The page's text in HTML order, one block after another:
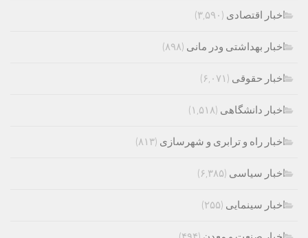
اخبار اقتصادی (۳,۵۹۰)
اخبار بهداشتی ودر مانی (۸۹۸)
اخبار حقوقی (۶,۰۷۱)
اخبار دانشگاهی (۱,۵۱۸)
اخبار راه و ترابری و شهرسازی (۸۱۳)
اخبار سیاسی (۶,۳۸۵)
اخبار سینمایی (۲۵۵)